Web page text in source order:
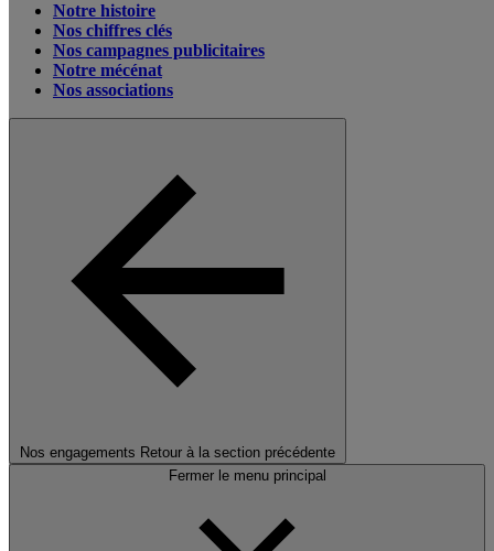
Notre histoire
Nos chiffres clés
Nos campagnes publicitaires
Notre mécénat
Nos associations
Nos engagements Retour à la section précédente
Fermer le menu principal